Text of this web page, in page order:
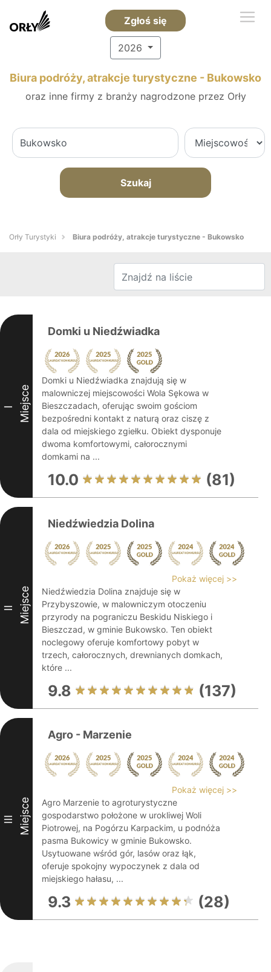
Zgłoś się
2026
Biura podróży, atrakcje turystyczne - Bukowsko
oraz inne firmy z branży nagrodzone przez Orły
Szukaj
Orły Turystyki Biura podróży, atrakcje turystyczne - Bukowsko
I Miejsce
Domki u Niedźwiadka
Domki u Niedźwiadka znajdują się w
malowniczej miejscowości Wola Sękowa w
Bieszczadach, oferując swoim gościom
bezpośredni kontakt z naturą oraz ciszę z
dala od miejskiego zgiełku. Obiekt dysponuje
dwoma komfortowymi, całorocznymi
domkami na ...
10.0 (81)
II Miejsce
Niedźwiedzia Dolina
Pokaż więcej >>
Niedźwiedzia Dolina znajduje się w
Przybyszowie, w malowniczym otoczeniu
przyrody na pograniczu Beskidu Niskiego i
Bieszczad, w gminie Bukowsko. Ten obiekt
noclegowy oferuje komfortowy pobyt w
trzech, całorocznych, drewnianych domkach,
które ...
9.8 (137)
III Miejsce
Agro - Marzenie
Pokaż więcej >>
Agro Marzenie to agroturystyczne
gospodarstwo położone w urokliwej Woli
Piotrowej, na Pogórzu Karpackim, u podnóża
pasma Bukowicy w gminie Bukowsko.
Usytuowane wśród gór, lasów oraz łąk,
oferuje spokojny wypoczynek z dala od
miejskiego hałasu, ...
9.3 (28)